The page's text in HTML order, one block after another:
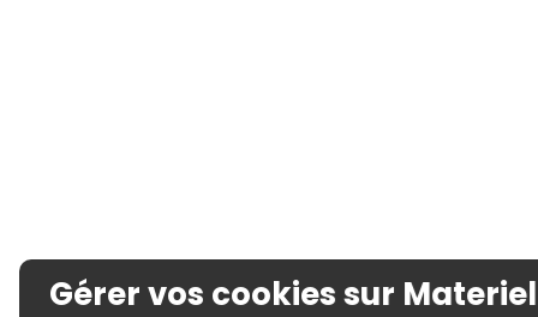
Gérer vos cookies sur